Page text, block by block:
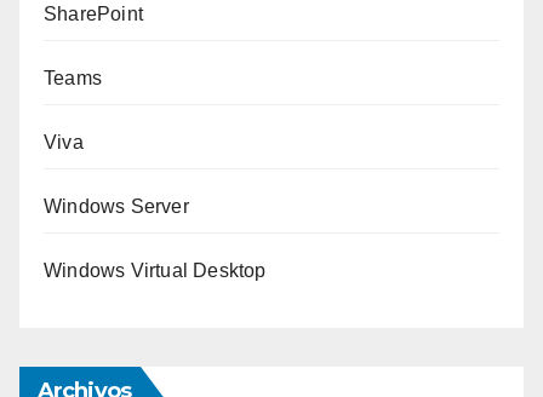
SharePoint
Teams
Viva
Windows Server
Windows Virtual Desktop
Archivos